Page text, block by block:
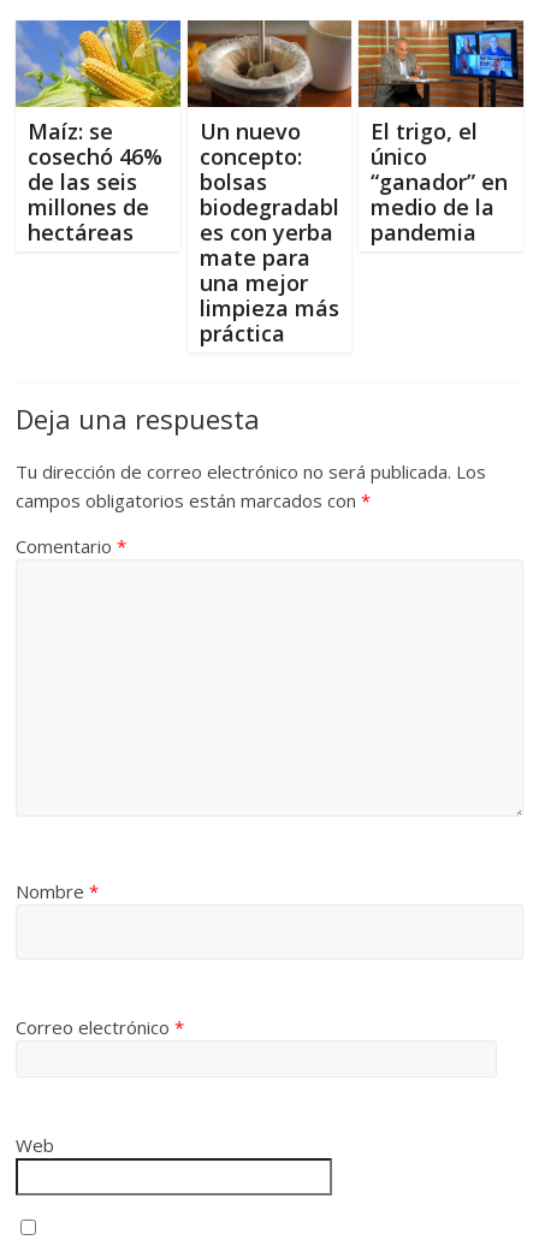
Maíz: se
cosechó 46%
de las seis
millones de
hectáreas
Un nuevo
concepto:
bolsas
biodegradabl
es con yerba
mate para
una mejor
limpieza más
práctica
El trigo, el
único
“ganador” en
medio de la
pandemia
Deja una respuesta
Tu dirección de correo electrónico no será publicada. Los
campos obligatorios están marcados con*
Comentario*
Nombre*
Correo electrónico*
Web